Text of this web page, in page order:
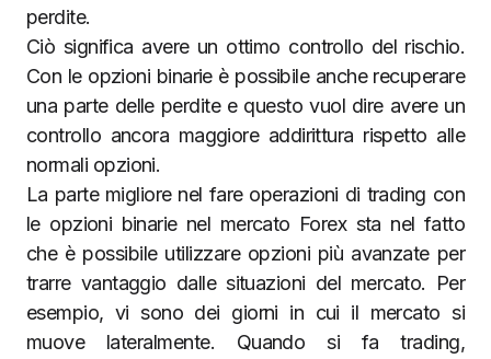
perdite.
Ciò significa avere un ottimo controllo del rischio.
Con le opzioni binarie è possibile anche recuperare
una parte delle perdite e questo vuol dire avere un
controllo ancora maggiore addirittura rispetto alle
normali opzioni.
La parte migliore nel fare operazioni di trading con
le opzioni binarie nel mercato Forex sta nel fatto
che è possibile utilizzare opzioni più avanzate per
trarre vantaggio dalle situazioni del mercato. Per
esempio, vi sono dei giorni in cui il mercato si
muove lateralmente. Quando si fa trading,